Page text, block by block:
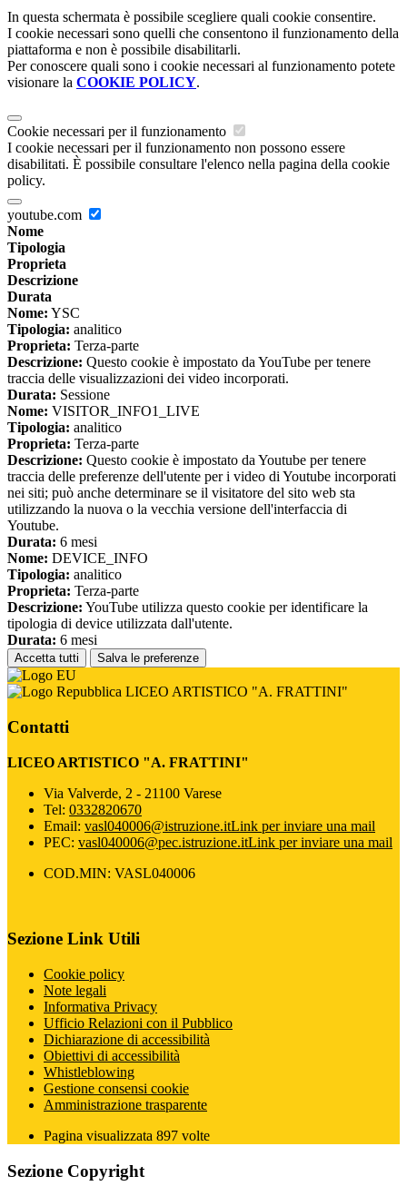
In questa schermata è possibile scegliere quali cookie consentire.
I cookie necessari sono quelli che consentono il funzionamento della
piattaforma e non è possibile disabilitarli.
Per conoscere quali sono i cookie necessari al funzionamento potete
visionare la COOKIE POLICY.
Cookie necessari per il funzionamento
I cookie necessari per il funzionamento non possono essere
disabilitati. È possibile consultare l'elenco nella pagina della cookie
policy.
youtube.com
Nome
Tipologia
Proprieta
Descrizione
Durata
Nome: YSC
Tipologia: analitico
Proprieta: Terza-parte
Descrizione: Questo cookie è impostato da YouTube per tenere
traccia delle visualizzazioni dei video incorporati.
Durata: Sessione
Nome: VISITOR_INFO1_LIVE
Tipologia: analitico
Proprieta: Terza-parte
Descrizione: Questo cookie è impostato da Youtube per tenere
traccia delle preferenze dell'utente per i video di Youtube incorporati
nei siti; può anche determinare se il visitatore del sito web sta
utilizzando la nuova o la vecchia versione dell'interfaccia di
Youtube.
Durata: 6 mesi
Nome: DEVICE_INFO
Tipologia: analitico
Proprieta: Terza-parte
Descrizione: YouTube utilizza questo cookie per identificare la
tipologia di device utilizzata dall'utente.
Durata: 6 mesi
Accetta tutti Salva le preferenze
LICEO ARTISTICO "A. FRATTINI"
Contatti
LICEO ARTISTICO "A. FRATTINI"
Via Valverde, 2 - 21100 Varese
Tel: 0332820670
Email: vasl040006@istruzione.itLink per inviare una mail
PEC: vasl040006@pec.istruzione.itLink per inviare una mail
COD.MIN: VASL040006
Sezione Link Utili
Cookie policy
Note legali
Informativa Privacy
Ufficio Relazioni con il Pubblico
Dichiarazione di accessibilità
Obiettivi di accessibilità
Whistleblowing
Gestione consensi cookie
Amministrazione trasparente
Pagina visualizzata 897 volte
Sezione Copyright